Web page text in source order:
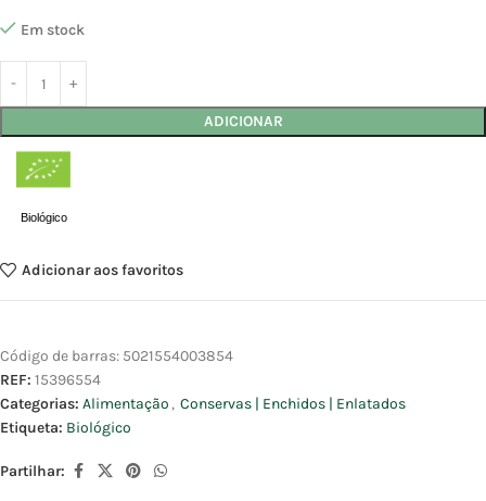
Em stock
ADICIONAR
Biológico
Adicionar aos favoritos
Código de barras: 5021554003854
REF: 15396554
Categorias: Alimentação , Conservas | Enchidos | Enlatados
Etiqueta: Biológico
Partilhar: